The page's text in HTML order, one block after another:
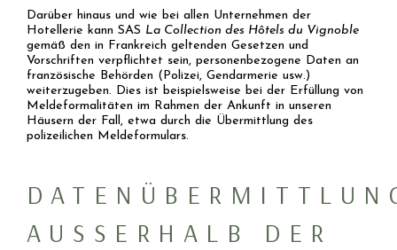
Darüber hinaus und wie bei allen Unternehmen der
Hotellerie kann SAS La Collection des Hôtels du Vignoble
gemäß den in Frankreich geltenden Gesetzen und
Vorschriften verpflichtet sein, personenbezogene Daten an
französische Behörden (Polizei, Gendarmerie usw.)
weiterzugeben. Dies ist beispielsweise bei der Erfüllung von
Meldeformalitäten im Rahmen der Ankunft in unseren
Häusern der Fall, etwa durch die Übermittlung des
polizeilichen Meldeformulars.
AUSSERHALB DER E